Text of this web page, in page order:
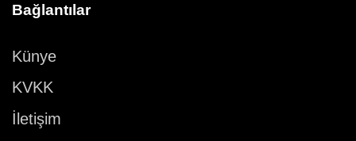
Bağlantılar
Künye
KVKK
İletişim